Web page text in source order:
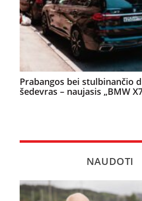
Prabangos bei stulbinančio
šedevras – naujasis „BMW
NAUDOTI